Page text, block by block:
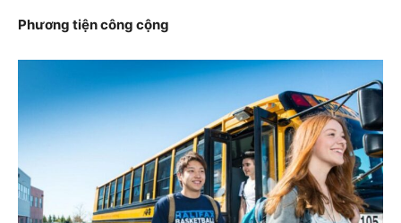
Phương tiện công cộng